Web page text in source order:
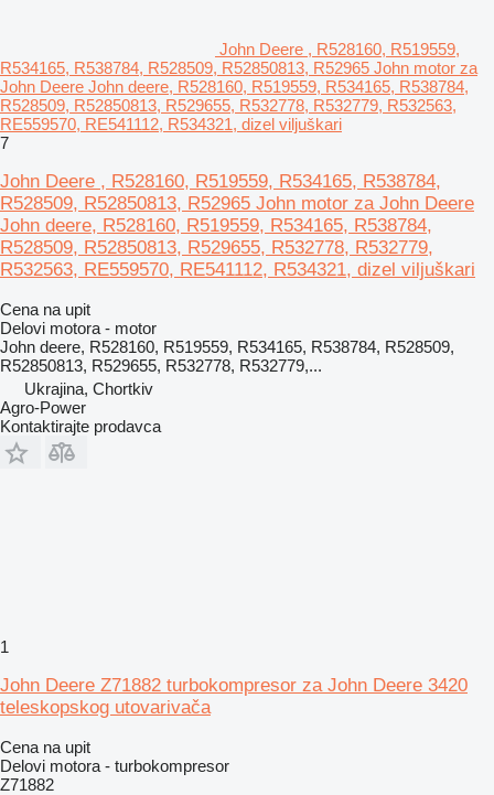
John Deere , R528160, R519559,
R534165, R538784, R528509, R52850813, R52965 John motor za
John Deere John deere, R528160, R519559, R534165, R538784,
R528509, R52850813, R529655, R532778, R532779, R532563,
RE559570, RE541112, R534321, dizel viljuškari
7
John Deere , R528160, R519559, R534165, R538784,
R528509, R52850813, R52965 John motor za John Deere
John deere, R528160, R519559, R534165, R538784,
R528509, R52850813, R529655, R532778, R532779,
R532563, RE559570, RE541112, R534321, dizel viljuškari
Cena na upit
Delovi motora - motor
John deere, R528160, R519559, R534165, R538784, R528509,
R52850813, R529655, R532778, R532779,...
Ukrajina, Chortkiv
Agro-Power
Kontaktirajte prodavca
1
John Deere Z71882 turbokompresor za John Deere 3420
teleskopskog utovarivača
Cena na upit
Delovi motora - turbokompresor
Z71882